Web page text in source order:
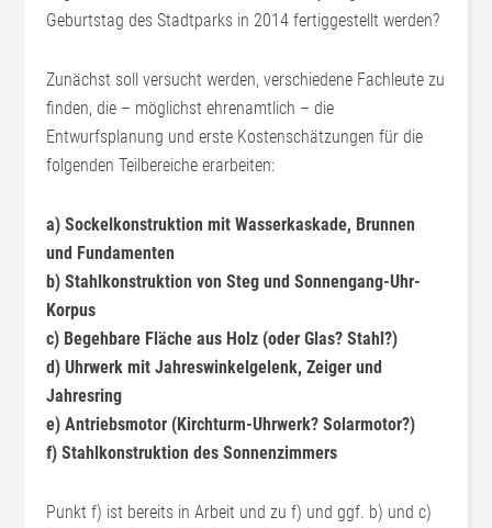
Geburtstag des Stadtparks in 2014 fertiggestellt werden?
Zunächst soll versucht werden, verschiedene Fachleute zu
finden, die – möglichst ehrenamtlich – die
Entwurfsplanung und erste Kostenschätzungen für die
folgenden Teilbereiche erarbeiten:
a) Sockelkonstruktion mit Wasserkaskade, Brunnen
und Fundamenten
b) Stahlkonstruktion von Steg und Sonnengang-Uhr-
Korpus
c) Begehbare Fläche aus Holz (oder Glas? Stahl?)
d) Uhrwerk mit Jahreswinkelgelenk, Zeiger und
Jahresring
e) Antriebsmotor (Kirchturm-Uhrwerk? Solarmotor?)
f) Stahlkonstruktion des Sonnenzimmers
Punkt f) ist bereits in Arbeit und zu f) und ggf. b) und c)